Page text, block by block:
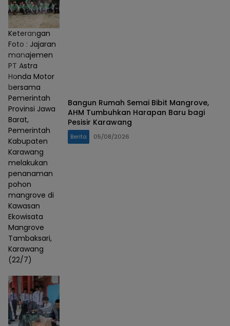
Keterangan
Foto : Jajaran
manajemen
PT Astra
Honda Motor
bersama
Pemerintah
Provinsi Jawa
Barat,
Pemerintah
Kabupaten
Karawang
melakukan
penanaman
pohon
mangrove di
Kawasan
Ekowisata
Mangrove
Tambaksari,
Karawang
(22/7)
Bangun Rumah Semai Bibit Mangrove,
AHM Tumbuhkan Harapan Baru bagi
Pesisir Karawang
Berita 05/08/2026